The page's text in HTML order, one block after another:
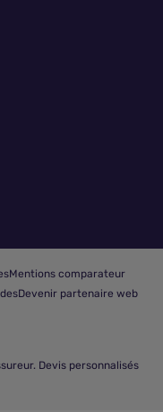
Mentions comparateur
Devenir partenaire web
Devis personnalisés